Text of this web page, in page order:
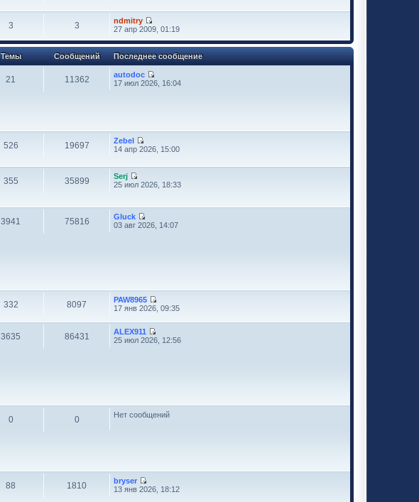
3 3
ndmitry
27 апр 2009, 01:19
Темы Сообщений Последнее сообщение
21 11362
autodoc
17 июл 2026, 16:04
526 19697
Zebel
14 апр 2026, 15:00
355 35899
Serj
25 июл 2026, 18:33
3941 75816
Gluck
03 авг 2026, 14:07
332 8097
PAW8965
17 янв 2026, 09:35
3635 86431
ALEX911
25 июл 2026, 12:56
0 0 Нет сообщений
88 1810
bryser
13 янв 2026, 18:12